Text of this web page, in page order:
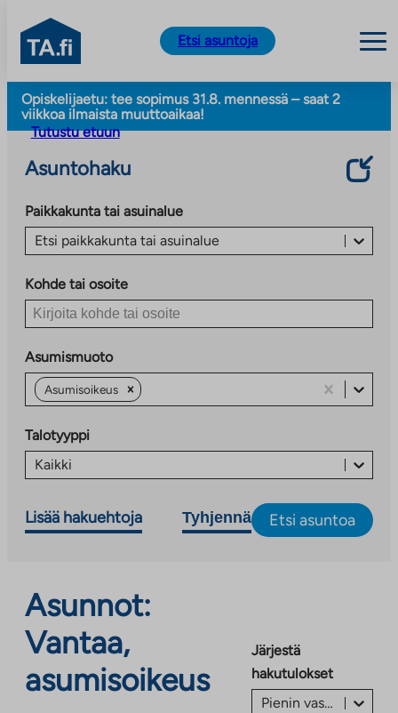
Siirry
sisältöön
TA.fi
Etsi asuntoja
Opiskelijaetu: tee sopimus 31.8. mennessä – saat 2
viikkoa ilmaista muuttoaikaa!
Tutustu etuun
Asuntohaku
Paikkakunta tai asuinalue
Etsi paikkakunta tai asuinalue
Kohde tai osoite
Asumismuoto
Asumisoikeus
Talotyyppi
Kaikki
Lisää hakuehtoja Tyhjennä Etsi asuntoa
Asunnot:
Vantaa,
asumisoikeus
Järjestä
hakutulokset
Pienin vastike/vuokra ensin €